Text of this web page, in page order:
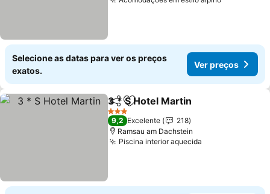
Selecione as datas para ver os preços
exatos.
Ver preços
PartilharAdicionar aos favoritos
3 * S Hotel Martin
3 Estrelas
9,2 Excelente
218
Ramsau am Dachstein
Piscina interior aquecida